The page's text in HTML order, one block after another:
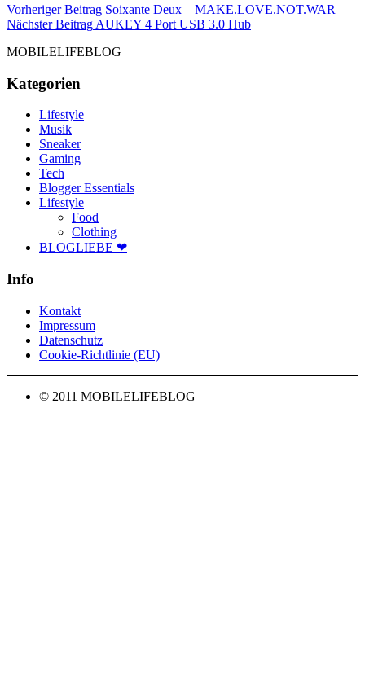
Beitragsnavigation
Vorheriger Beitrag Soixante Deux – MAKE.LOVE.NOT.WAR
Nächster Beitrag AUKEY 4 Port USB 3.0 HubNächster
MOBILELIFEBLOG
Kategorien
Lifestyle
Musik
Sneaker
Gaming
Tech
Blogger Essentials
Lifestyle
Food
Clothing
BLOGLIEBE ❤
Info
Kontakt
Impressum
Datenschutz
Cookie-Richtlinie (EU)
© 2011 MOBILELIFEBLOG